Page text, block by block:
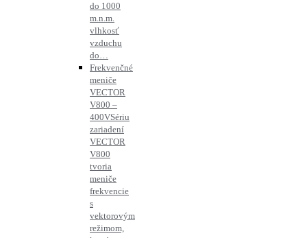
do 1000
m.n.m.
vlhkosť
vzduchu
do…
Frekvenčné
meniče
VECTOR
V800 –
400VSériu
zariadení
VECTOR
V800
tvoria
meniče
frekvencie
s
vektorovým
režimom,